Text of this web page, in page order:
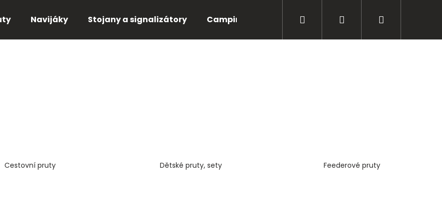
Navijáky Stojany a signalizátory Camping Bižuterie Péče o úlovky
Přihlášení
Cestovní pruty Dětské pruty, sety Feederové pruty